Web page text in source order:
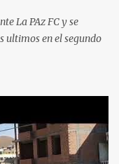
La PAz FC y se
ultimos en el segundo